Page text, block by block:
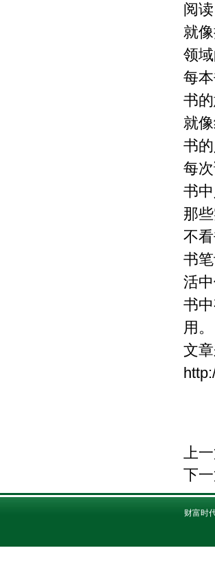
阅
就
领域
每
书
就
书的
每
书
那
不
书
活中
书
用。
文章
上一
下一
财富时